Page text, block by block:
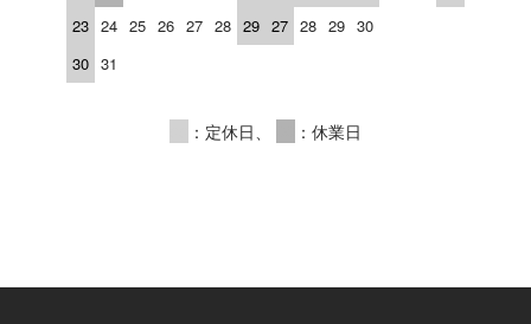
23 24 25 26 27 28 29
30 31
27 28 29 30
：定休日、 ：休業日